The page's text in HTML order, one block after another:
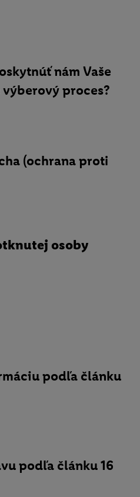
nám Vaše
proces?
(ochrana proti
osoby
podľa článku
podľa článku 16